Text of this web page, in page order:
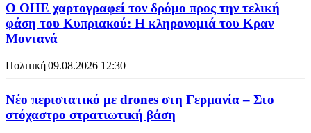
Ο ΟΗΕ χαρτογραφεί τον δρόμο προς την τελική
φάση του Κυπριακού: Η κληρονομιά του Κραν
Μοντανά
Πολιτική|09.08.2026 12:30
Νέο περιστατικό με drones στη Γερμανία – Στο
στόχαστρο στρατιωτική βάση